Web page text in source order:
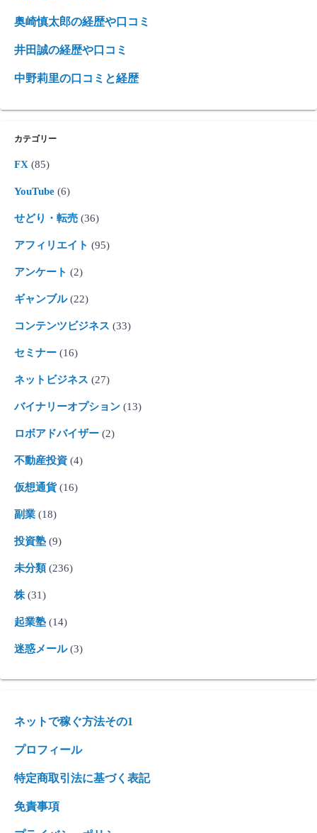
奥崎慎太郎の経歴や口コミ
井田誠の経歴や口コミ
中野莉里の口コミと経歴
カテゴリー
FX (85)
YouTube (6)
せどり・転売 (36)
アフィリエイト (95)
アンケート (2)
ギャンブル(22)
コンテンツビジネス (33)
セミナー (16)
ネットビジネス (27)
バイナリーオプション (13)
ロボアドバイザー (2)
不動産投資 (4)
仮想通貨(16)
副業 (18)
投資塾 (9)
未分類 (236)
株 (31)
起業塾 (14)
迷惑メール(3)
ネットで稼ぐ方法その1
プロフィール
特定商取引法に基づく表記
免責事項